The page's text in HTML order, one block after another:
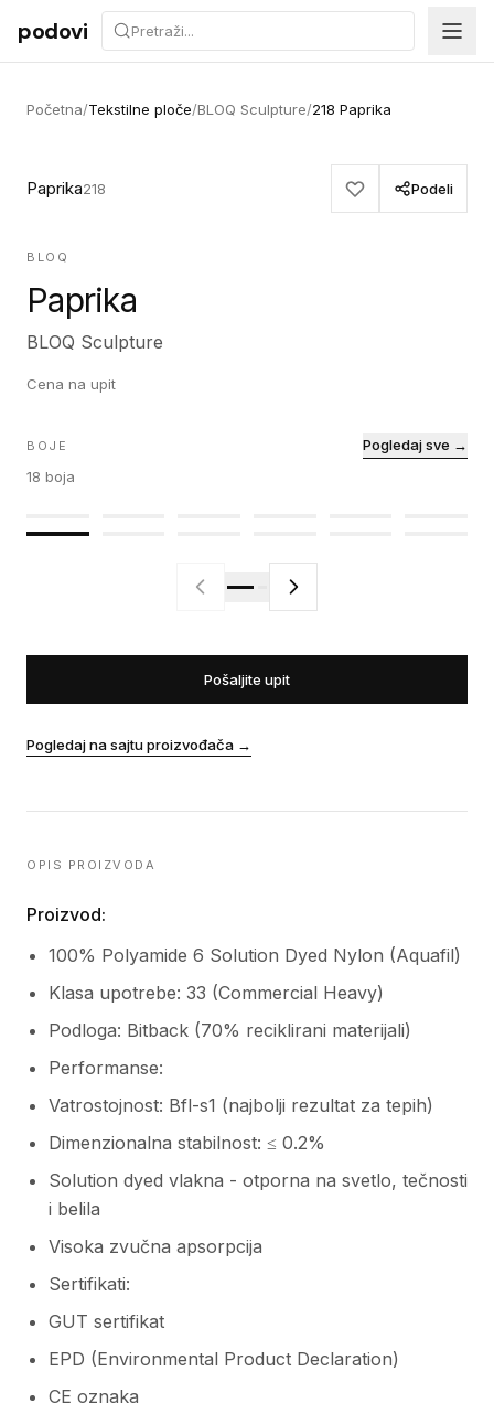
Preskoči na sadržaj
podovi
Početna/Tekstilne ploče/BLOQ Sculpture/218 Paprika
Paprika218 Podeli
BLOQ
Paprika
BLOQ Sculpture
Cena na upit
BOJE
18 boja
Pogledaj sve →
Pošaljite upit
Pogledaj na sajtu proizvođača →
OPIS PROIZVODA
Proizvod:
100% Polyamide 6 Solution Dyed Nylon (Aquafil)
Klasa upotrebe: 33 (Commercial Heavy)
Podloga: Bitback (70% reciklirani materijali)
Performanse:
Vatrostojnost: Bfl-s1 (najbolji rezultat za tepih)
Dimenzionalna stabilnost: ≤ 0.2%
Solution dyed vlakna - otporna na svetlo, tečnosti
i belila
Visoka zvučna apsorpcija
Sertifikati:
GUT sertifikat
EPD (Environmental Product Declaration)
CE oznaka